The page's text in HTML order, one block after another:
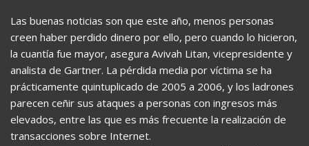
Las buenas noticias son que este año, menos personas
creen haber perdido dinero por ello, pero cuando lo hicieron,
la cuantía fue mayor, asegura Avivah Litan, vicepresidente y
analista de Gartner. La pérdida media por víctima se ha
prácticamente quintuplicado de 2005 a 2006, y los ladrones
parecen ceñir sus ataques a personas con ingresos más
elevados, entre las que es más frecuente la realización de
transacciones sobre Internet.